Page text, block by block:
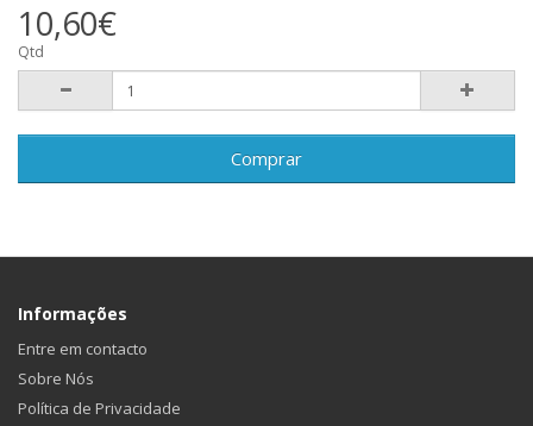
10,60€
Qtd
Comprar
Informações
Entre em contacto
Sobre Nós
Política de Privacidade